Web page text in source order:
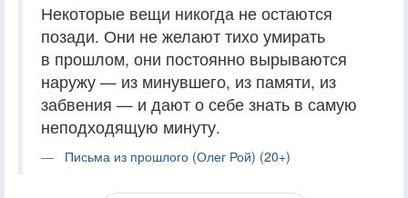
Некоторые вещи никогда не остаются
позади. Они не желают тихо умирать
в прошлом, они постоянно вырываются
наружу — из минувшего, из памяти, из
забвения — и дают о себе знать в самую
неподходящую минуту.
Письма из прошлого (Олег Рой) (20+)